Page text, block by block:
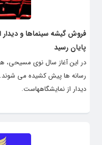
فروش گیشه سینماها و دیدار
پایان رسید
در این آغاز سال نوی مسیحی،
رسانه ها پیش کشیده می شوند.
دیدار از نمایشگاههاست.